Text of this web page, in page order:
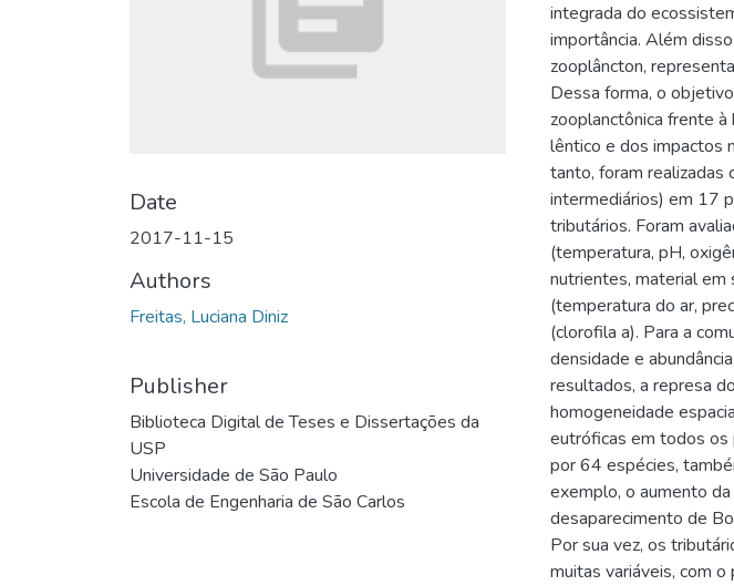
Date
2017-11-15
Authors
Freitas, Luciana Diniz
Publisher
Biblioteca Digital de Teses e Dissertações da
USP
Universidade de São Paulo
Escola de Engenharia de São Carlos
integrada do
importância. Além
zooplâncton,
Dessa forma, o
zooplanctônica frente
lêntico e dos impactos
tanto, foram realizadas
intermediários) em 17
tributários. Foram
(temperatura, pH,
nutrientes, material em
(temperatura do ar,
(clorofila a). Para a
densidade e
resultados, a represa
homogeneidade
eutróficas em todos os
por 64 espécies,
exemplo, o aumento
desaparecimento de
Por sua vez, os
muitas variáveis, com